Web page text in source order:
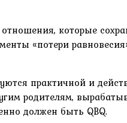
которые
«потери
практичной и
родителям,
должен быть QBQ.